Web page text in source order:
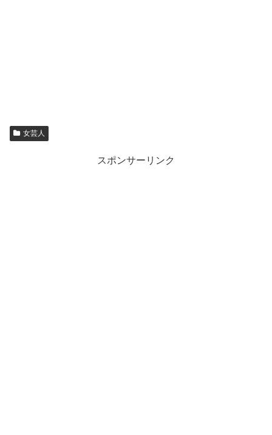
女芸人
スポンサーリンク